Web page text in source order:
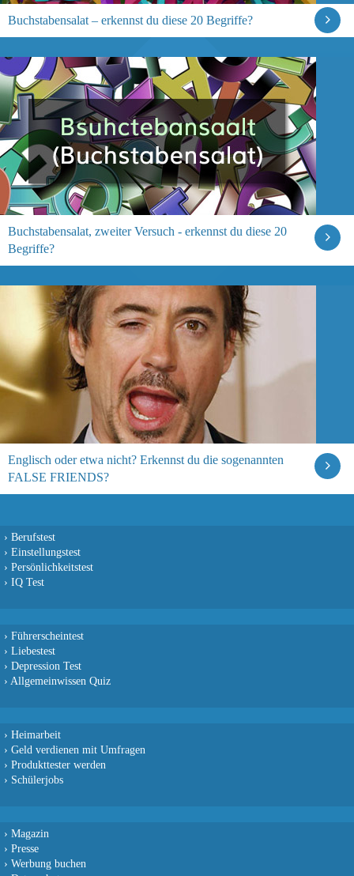
Buchstabensalat – erkennst du diese 20 Begriffe?
Buchstabensalat, zweiter Versuch - erkennst du diese 20
Begriffe?
Englisch oder etwa nicht? Erkennst du die sogenannten
FALSE FRIENDS?
› Berufstest
› Einstellungstest
› Persönlichkeitstest
› IQ Test
› Führerscheintest
› Liebestest
› Depression Test
› Allgemeinwissen Quiz
› Heimarbeit
› Geld verdienen mit Umfragen
› Produkttester werden
› Schülerjobs
› Magazin
› Presse
› Werbung buchen